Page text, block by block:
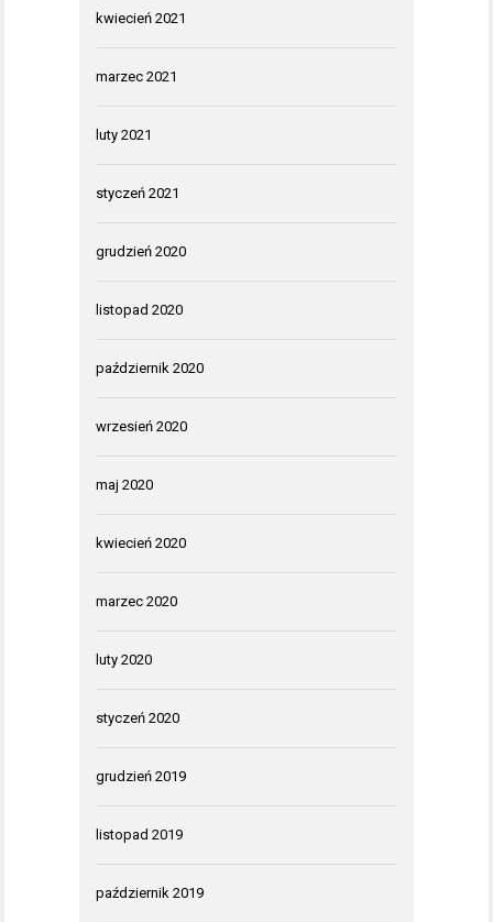
kwiecień 2021
marzec 2021
luty 2021
styczeń 2021
grudzień 2020
listopad 2020
październik 2020
wrzesień 2020
maj 2020
kwiecień 2020
marzec 2020
luty 2020
styczeń 2020
grudzień 2019
listopad 2019
październik 2019